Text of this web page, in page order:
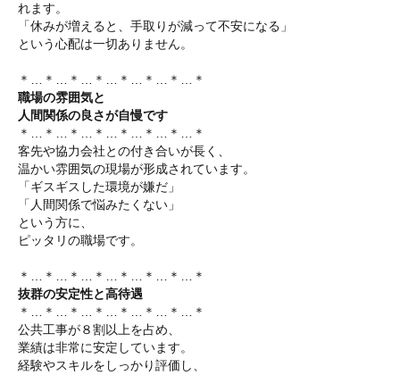
れます。
「休みが増えると、手取りが減って不安になる」
という心配は一切ありません。
＊…＊…＊…＊…＊…＊…＊…＊
職場の雰囲気と
人間関係の良さが自慢です
＊…＊…＊…＊…＊…＊…＊…＊
客先や協力会社との付き合いが長く、
温かい雰囲気の現場が形成されています。
「ギスギスした環境が嫌だ」
「人間関係で悩みたくない」
という方に、
ピッタリの職場です。
＊…＊…＊…＊…＊…＊…＊…＊
抜群の安定性と高待遇
＊…＊…＊…＊…＊…＊…＊…＊
公共工事が８割以上を占め、
業績は非常に安定しています。
経験やスキルをしっかり評価し、